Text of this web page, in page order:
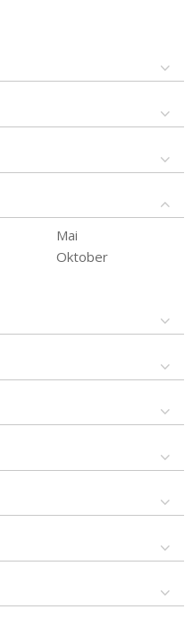
Mai
Oktober